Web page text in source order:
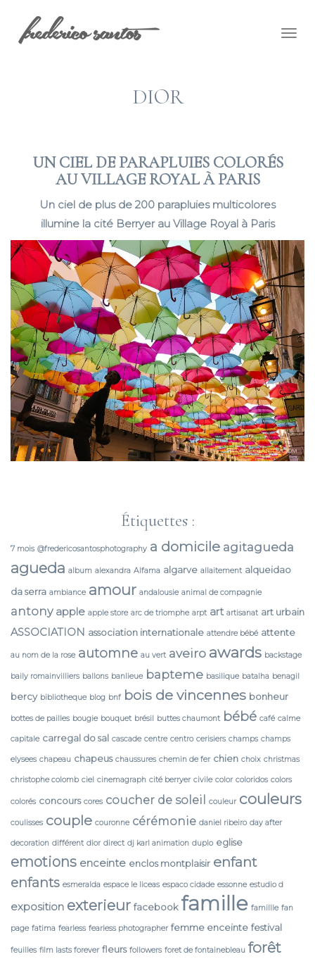
DIOR
UN CIEL DE PARAPLUIES COLORÉS
AU VILLAGE ROYAL À PARIS
Un ciel de plus de 200 parapluies multicolores
illumine la cité Berryer au Village Royal à Paris
Étiquettes :
7 mois @fredericosantosphotography a domicile agitagueda
agueda album alexandra Alfama algarve allaitement alqueidao
da serra ambiance amour andalousie animal de compagnie
antony apple apple store arc de triomphe arpt art artisanat art urbain
ASSOCIATION association internationale attendre bébé attente
au nom de la rose automne au vert aveiro awards backstage
baily romainvilliers ballons banlieue bapteme basilique batalha benagil
bercy bibliotheque blog bnf bois de vincennes bonheur
bottes de pailles bougie bouquet brésil buttes chaumont bébé café calme
capitale carregal do sal cascade centre centro cerisiers champs champs
elysees chapeau chapeus chaussures chemin de fer chien choix christmas
christophe colomb ciel cinemagraph cité berryer civile color coloridos colors
colorés concours cores coucher de soleil couleur couleurs
coulisses couple couronne cérémonie daniel ribeiro day after
decoration différent dior direct dj karl animation duplo eglise
emotions enceinte enclos montplaisir enfant
enfants esmeralda espace le liceas espaco cidade essonne estudio d
exposition exterieur facebook famille famillle fan
page fatima fearless fearless photographer femme enceinte festival
feuilles film lasts forever fleurs followers foret de fontainebleau forêt